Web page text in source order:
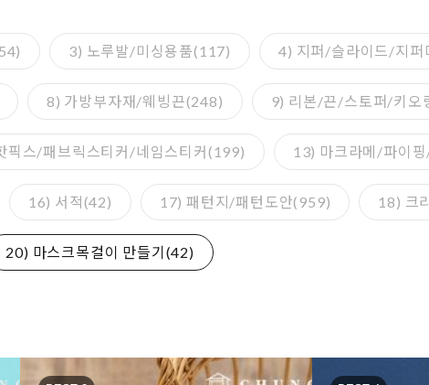
3) 노루발/미싱용품(117) 4) 지퍼/슬라이드/지퍼
8) 가방부자재/웨빙끈(248) 9) 리본/끈/스토퍼/키오
픽스/패브릭스티커/네임스티커(199) 13) 마크라메/파이
16) 서적(42) 17) 패턴지/패턴도안(959) 18) 크
20) 마스크목걸이 만들기(42)